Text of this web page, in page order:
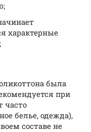
характерные
была
при
часто
белье, одежда),
составе не